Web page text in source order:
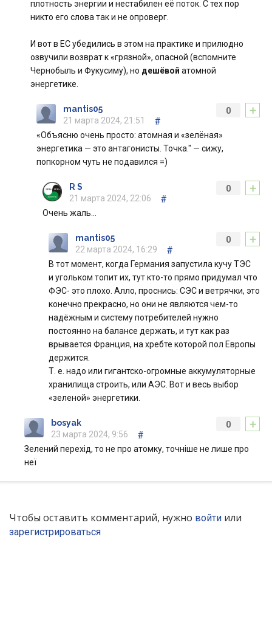
плотность энергии и нестабилен её поток. С тех пор
никто его слова так и не опроверг.
И вот в ЕС убедились в этом на практике и прилюдно
озвучили возврат к «грязной», опасной (вспомните
Чернобыль и Фукусиму), но дешёвой атомной
энергетике.
+
0
mantis05
21 марта 2024, 21:51
#
«Объясню очень просто: атомная и «зелёная»
энергетика — это антагонисты. Точка." — сижу,
попкорном чуть не подавился =)
+
0
R S
21 марта 2024, 22:06
#
Очень жаль…
+
0
mantis05
22 марта 2024, 16:29
#
В тот момент, когда Германия запустила кучу ТЭС
и угольком топит их, тут кто-то прямо придумал что
ФЭС- это плохо. Алло, проснись: СЭС и ветрячки, это
конечно прекрасно, но они не являются чем-то
надёжным и систему потребителей нужно
постоянно на балансе держать, и тут как раз
врывается Франция, на хребте которой пол Европы
держится.
Т. е. надо или гигантско-огромные аккумуляторные
хранилища строить, или АЭС. Вот и весь выбор
«зеленой» энергетики.
+
0
bosyak
23 марта 2024, 9:56
#
Зелений перехід, то не про атомку, точніше не лише про
неї
Чтобы оставить комментарий, нужно войти или
зарегистрироваться